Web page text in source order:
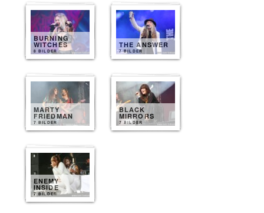
BURNING
WITCHES
8 BILDER
THE ANSWER
7 BILDER
MARTY
FRIEDMAN
7 BILDER
BLACK
MIRRORS
7 BILDER
ENEMY
INSIDE
7 BILDER